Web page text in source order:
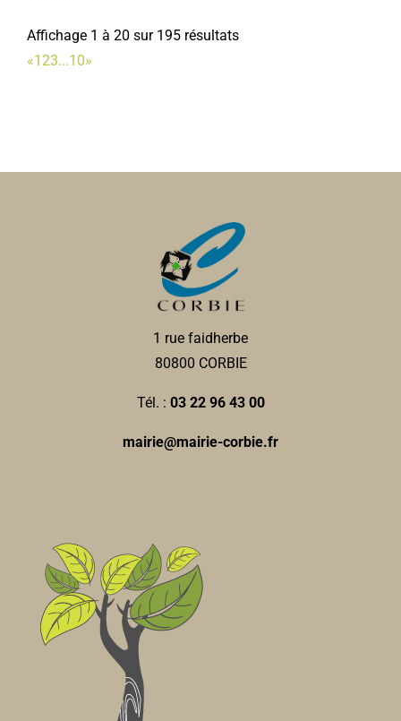
Affichage 1 à 20 sur 195 résultats
«123...10»
1 rue faidherbe
80800 CORBIE
Tél. : 03 22 96 43 00
mairie@mairie-corbie.fr